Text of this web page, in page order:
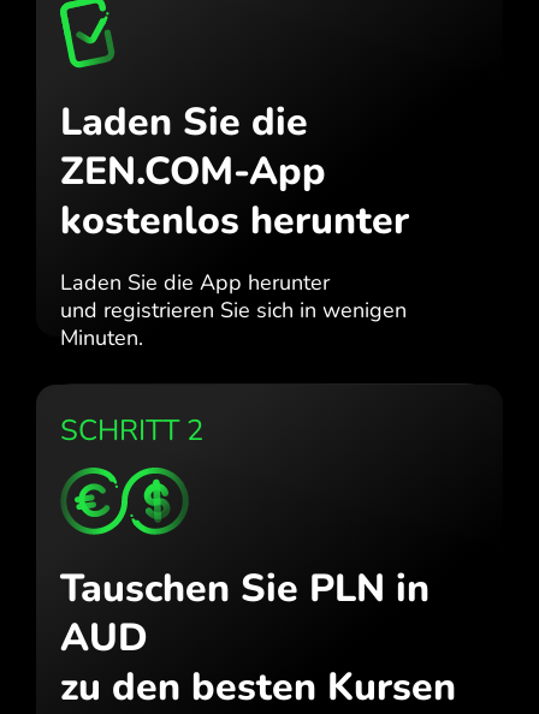
Laden Sie die
ZEN.COM-App
kostenlos herunter
Laden Sie die App herunter
und registrieren Sie sich in wenigen
Minuten.
SCHRITT 2
Tauschen Sie PLN in
AUD
zu den besten Kursen